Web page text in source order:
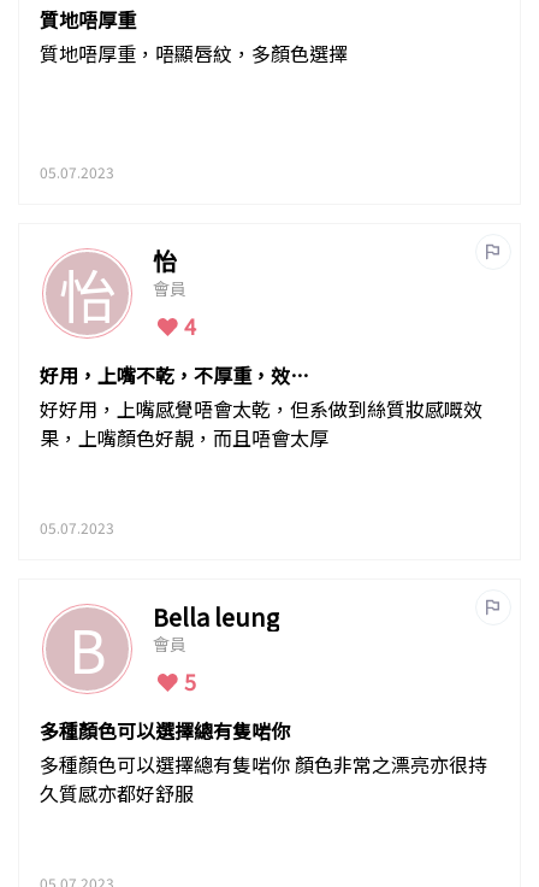
質地唔厚重
質地唔厚重，唔顯唇紋，多顏色選擇
05.07.2023
怡 怡
會員
4
好用，上嘴不乾，不厚重，效果
好
好好用，上嘴感覺唔會太乾，但系做到絲質妝感嘅效
果，上嘴顏色好靚，而且唔會太厚
05.07.2023
B Bella leung
會員
5
多種顏色可以選擇總有隻啱你
多種顏色可以選擇總有隻啱你 顏色非常之漂亮亦很持
久質感亦都好舒服
05.07.2023